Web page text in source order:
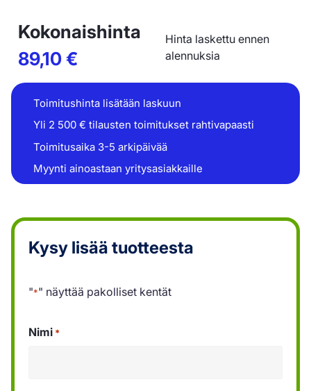
Kokonaishinta
89,10€
Hinta laskettu ennen
alennuksia
Toimitushinta lisätään laskuun
Yli 2 500 € tilausten toimitukset rahtivapaasti
Toimitusaika 3-5 arkipäivää
Myynti ainoastaan yritysasiakkaille
Kysy lisää tuotteesta
"*" näyttää pakolliset kentät
Nimi *